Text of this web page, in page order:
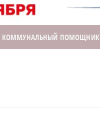
КОММУНАЛЬНЫЙ ПОМОЩНИК